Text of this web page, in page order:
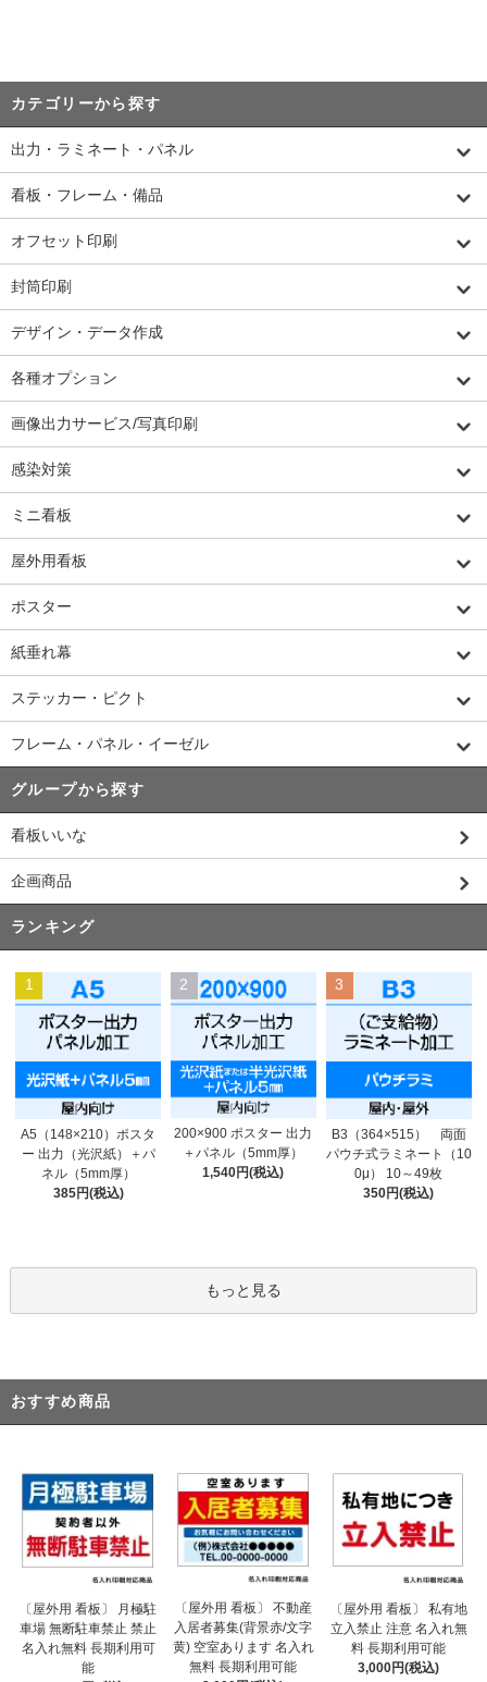
カテゴリーから探す
出力・ラミネート・パネル
看板・フレーム・備品
オフセット印刷
封筒印刷
デザイン・データ作成
各種オプション
画像出力サービス/写真印刷
感染対策
ミニ看板
屋外用看板
ポスター
紙垂れ幕
ステッカー・ピクト
フレーム・パネル・イーゼル
グループから探す
看板いいな
企画商品
ランキング
1
A5（148×210）ポスタ
ー 出力（光沢紙）＋パ
ネル（5mm厚）
385円(税込)
2
200×900 ポスター 出力
＋パネル（5mm厚）
1,540円(税込)
3
B3（364×515） 両面
パウチ式ラミネート（10
0μ） 10～49枚
350円(税込)
もっと見る
おすすめ商品
〔屋外用 看板〕 月極駐
車場 無断駐車禁止 禁止
名入れ無料 長期利用可
能
〔屋外用 看板〕 不動産
入居者募集(背景赤/文字
黄) 空室あります 名入れ
無料 長期利用可能
〔屋外用 看板〕 私有地
立入禁止 注意 名入れ無
料 長期利用可能
3,000円(税込)